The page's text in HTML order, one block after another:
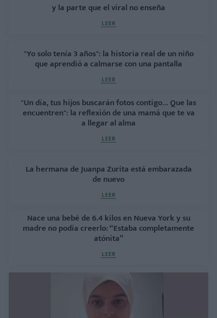
y la parte que el viral no enseña
LEER
"Yo solo tenía 3 años": la historia real de un niño
que aprendió a calmarse con una pantalla
LEER
"Un día, tus hijos buscarán fotos contigo... Que las
encuentren": la reflexión de una mamá que te va
a llegar al alma
LEER
La hermana de Juanpa Zurita está embarazada
de nuevo
LEER
Nace una bebé de 6.4 kilos en Nueva York y su
madre no podía creerlo: “Estaba completamente
atónita”
LEER